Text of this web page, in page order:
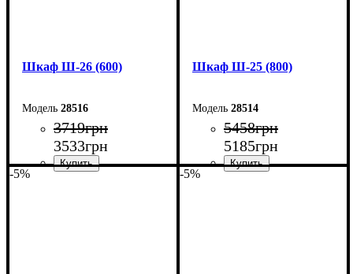
Шкаф Ш-26 (600)
28516
3719грн
3533грн
Шкаф Ш-25 (800)
28514
5458грн
5185грн
-5% -5%